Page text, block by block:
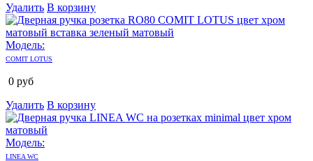
Удалить В корзину
Модель:
COMIT LOTUS
0 руб
Удалить В корзину
Модель:
LINEA WC